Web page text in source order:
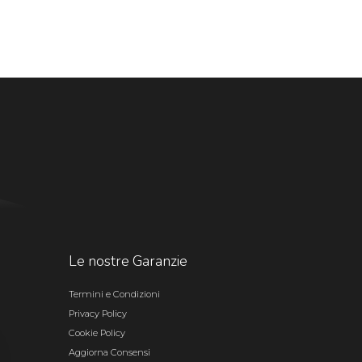
Le nostre Garanzie
Termini e Condizioni
Privacy Policy
Cookie Policy
Aggiorna Consensi